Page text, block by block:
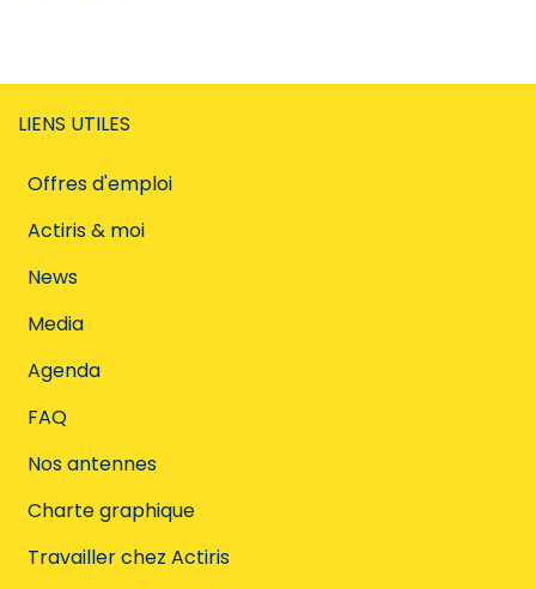
LIENS UTILES
Offres d'emploi
Actiris & moi
News
Media
Agenda
FAQ
Nos antennes
Charte graphique
Travailler chez Actiris